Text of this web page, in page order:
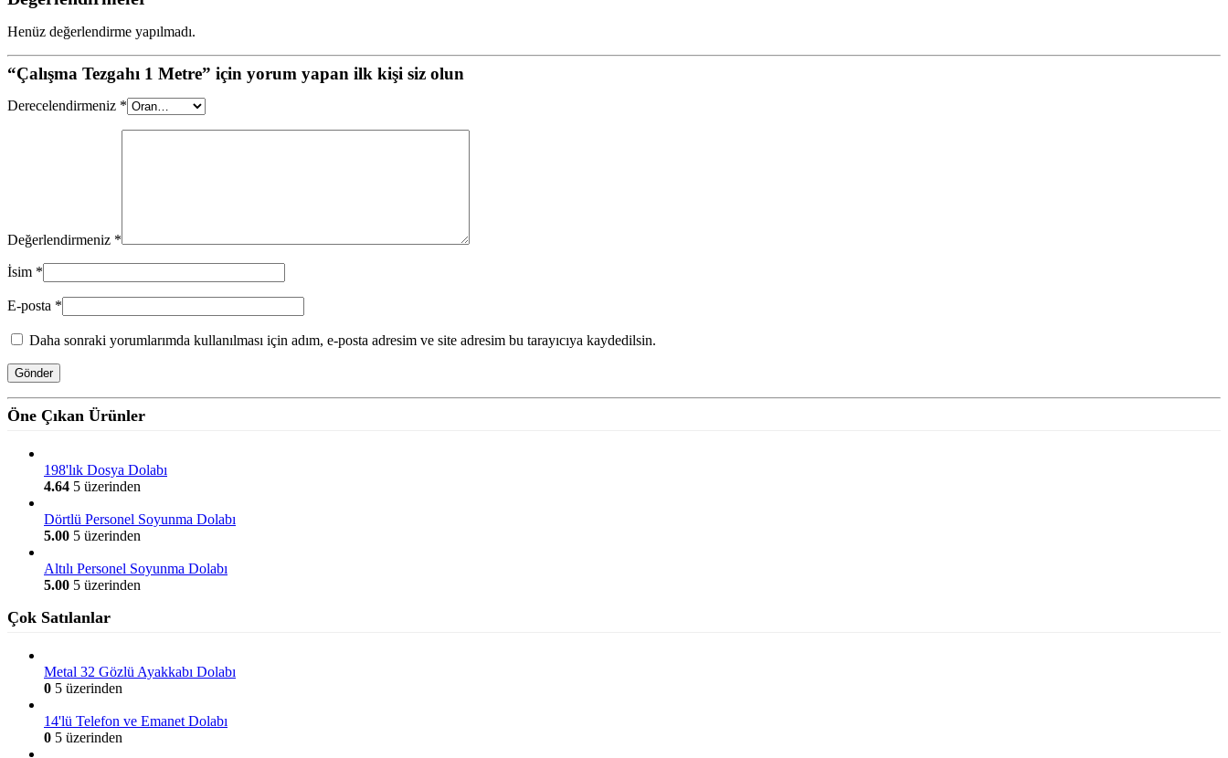
Henüz değerlendirme yapılmadı.
“Çalışma Tezgahı 1 Metre” için yorum yapan ilk kişi siz olun
Derecelendirmeniz *
Değerlendirmeniz *
İsim *
E-posta *
Daha sonraki yorumlarımda kullanılması için adım, e-posta adresim ve site adresim bu tarayıcıya kaydedilsin.
Öne Çıkan Ürünler
198'lık Dosya Dolabı
4.64 5 üzerinden
Dörtlü Personel Soyunma Dolabı
5.00 5 üzerinden
Altılı Personel Soyunma Dolabı
5.00 5 üzerinden
Çok Satılanlar
Metal 32 Gözlü Ayakkabı Dolabı
0 5 üzerinden
14'lü Telefon ve Emanet Dolabı
0 5 üzerinden